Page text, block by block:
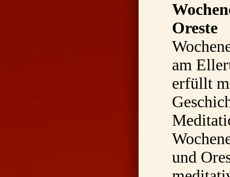
Oreste
am
erfüllt
und